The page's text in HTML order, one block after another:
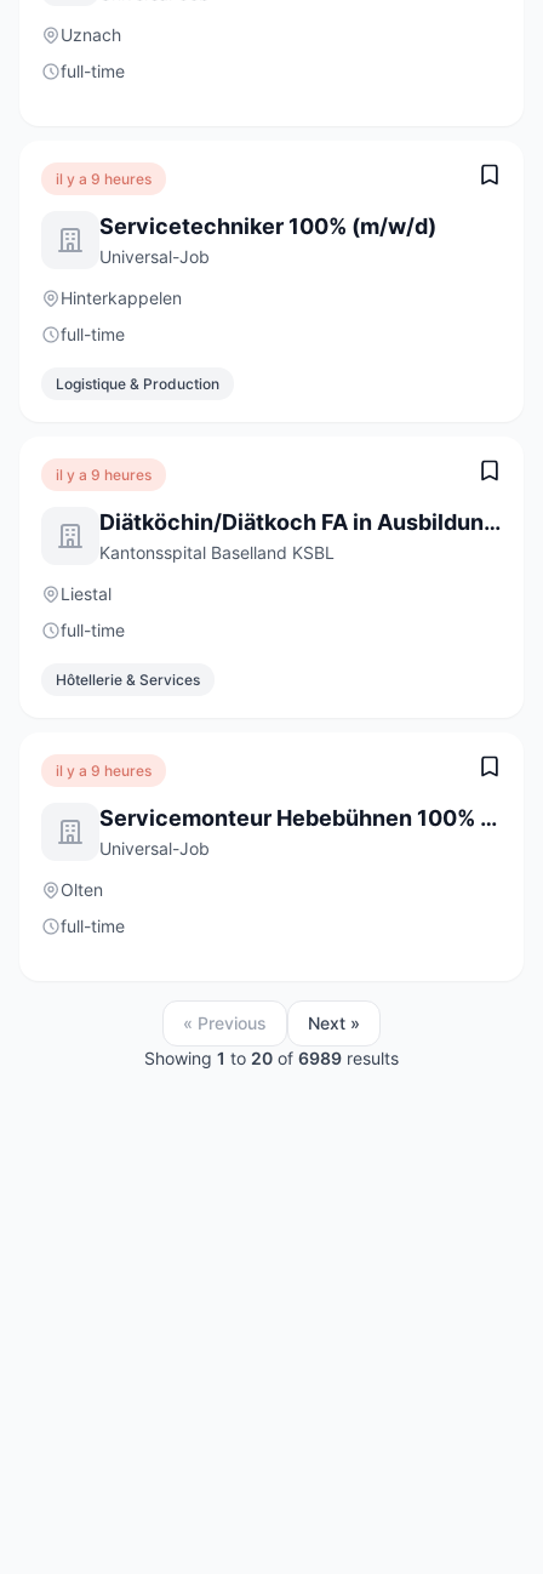
Uznach
full-time
il y a 9 heures
Servicetechniker 100% (m/w/d)
Universal-Job
Hinterkappelen
full-time
Logistique & Production
il y a 9 heures
Diätköchin/Diätkoch FA in Ausbildung 2027 (a) 100%
Kantonsspital Baselland KSBL
Liestal
full-time
Hôtellerie & Services
il y a 9 heures
Servicemonteur Hebebühnen 100% (m/w/d)
Universal-Job
Olten
full-time
« Previous
Next »
Showing 1 to 20 of 6989 results